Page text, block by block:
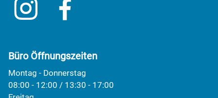
Büro Öffnungszeiten
Montag - Donnerstag
08:00 - 12:00 / 13:30 - 17:00